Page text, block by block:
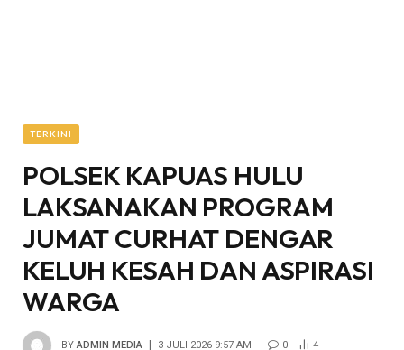
TERKINI
POLSEK KAPUAS HULU
LAKSANAKAN PROGRAM
JUMAT CURHAT DENGAR
KELUH KESAH DAN ASPIRASI
WARGA
BY ADMIN MEDIA 3 JULI 2026 9:57 AM 0 4